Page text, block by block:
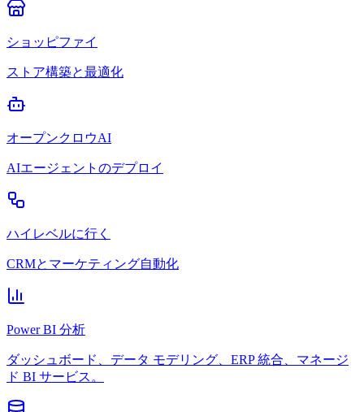
ショッピファイ
ストア構築と最適化
オープンクロウAI
AIエージェントのデプロイ
ハイレベルに行く
CRMとマーケティング自動化
Power BI 分析
ダッシュボード、データ モデリング、ERP 統合、マネージ
ド BI サービス。